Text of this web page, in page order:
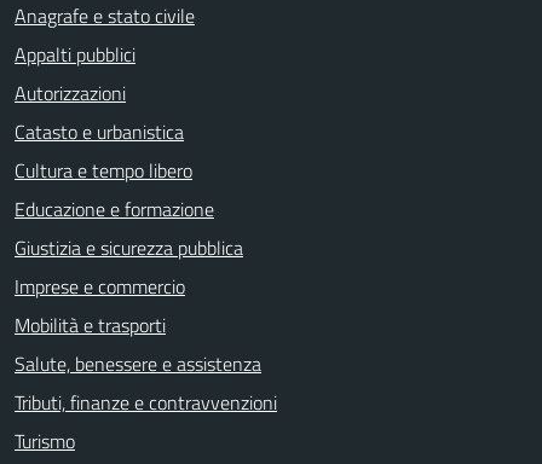
Anagrafe e stato civile
Appalti pubblici
Autorizzazioni
Catasto e urbanistica
Cultura e tempo libero
Educazione e formazione
Giustizia e sicurezza pubblica
Imprese e commercio
Mobilità e trasporti
Salute, benessere e assistenza
Tributi, finanze e contravvenzioni
Turismo